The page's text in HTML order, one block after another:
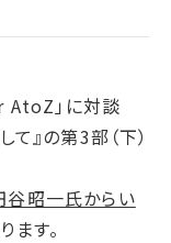
AtoZ」に対談
』の第3部（下）
昭一氏からい
ます。